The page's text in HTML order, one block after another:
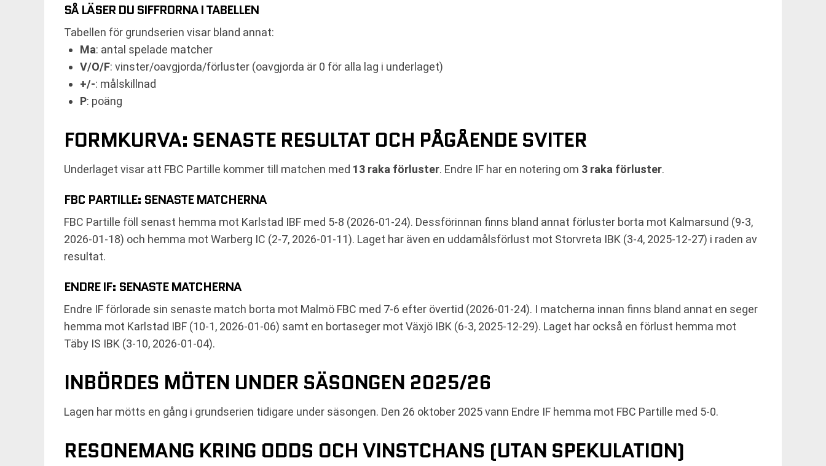
SÅ LÄSER DU SIFFRORNA I TABELLEN
Tabellen för grundserien visar bland annat:
Ma: antal spelade matcher
V/O/F: vinster/oavgjorda/förluster (oavgjorda är 0 för alla lag i underlaget)
+/-: målskillnad
P: poäng
FORMKURVA: SENASTE RESULTAT OCH PÅGÅENDE SVITER
Underlaget visar att FBC Partille kommer till matchen med 13 raka förluster. Endre IF har en notering om 3 raka förluster.
FBC PARTILLE: SENASTE MATCHERNA
FBC Partille föll senast hemma mot Karlstad IBF med 5-8 (2026-01-24). Dessförinnan finns bland annat förluster borta mot Kalmarsund (9-3,
2026-01-18) och hemma mot Warberg IC (2-7, 2026-01-11). Laget har även en uddamålsförlust mot Storvreta IBK (3-4, 2025-12-27) i raden av
resultat.
ENDRE IF: SENASTE MATCHERNA
Endre IF förlorade sin senaste match borta mot Malmö FBC med 7-6 efter övertid (2026-01-24). I matcherna innan finns bland annat en seger
hemma mot Karlstad IBF (10-1, 2026-01-06) samt en bortaseger mot Växjö IBK (6-3, 2025-12-29). Laget har också en förlust hemma mot
Täby IS IBK (3-10, 2026-01-04).
INBÖRDES MÖTEN UNDER SÄSONGEN 2025/26
Lagen har mötts en gång i grundserien tidigare under säsongen. Den 26 oktober 2025 vann Endre IF hemma mot FBC Partille med 5-0.
RESONEMANG KRING ODDS OCH VINSTCHANS (UTAN SPEKULATION)